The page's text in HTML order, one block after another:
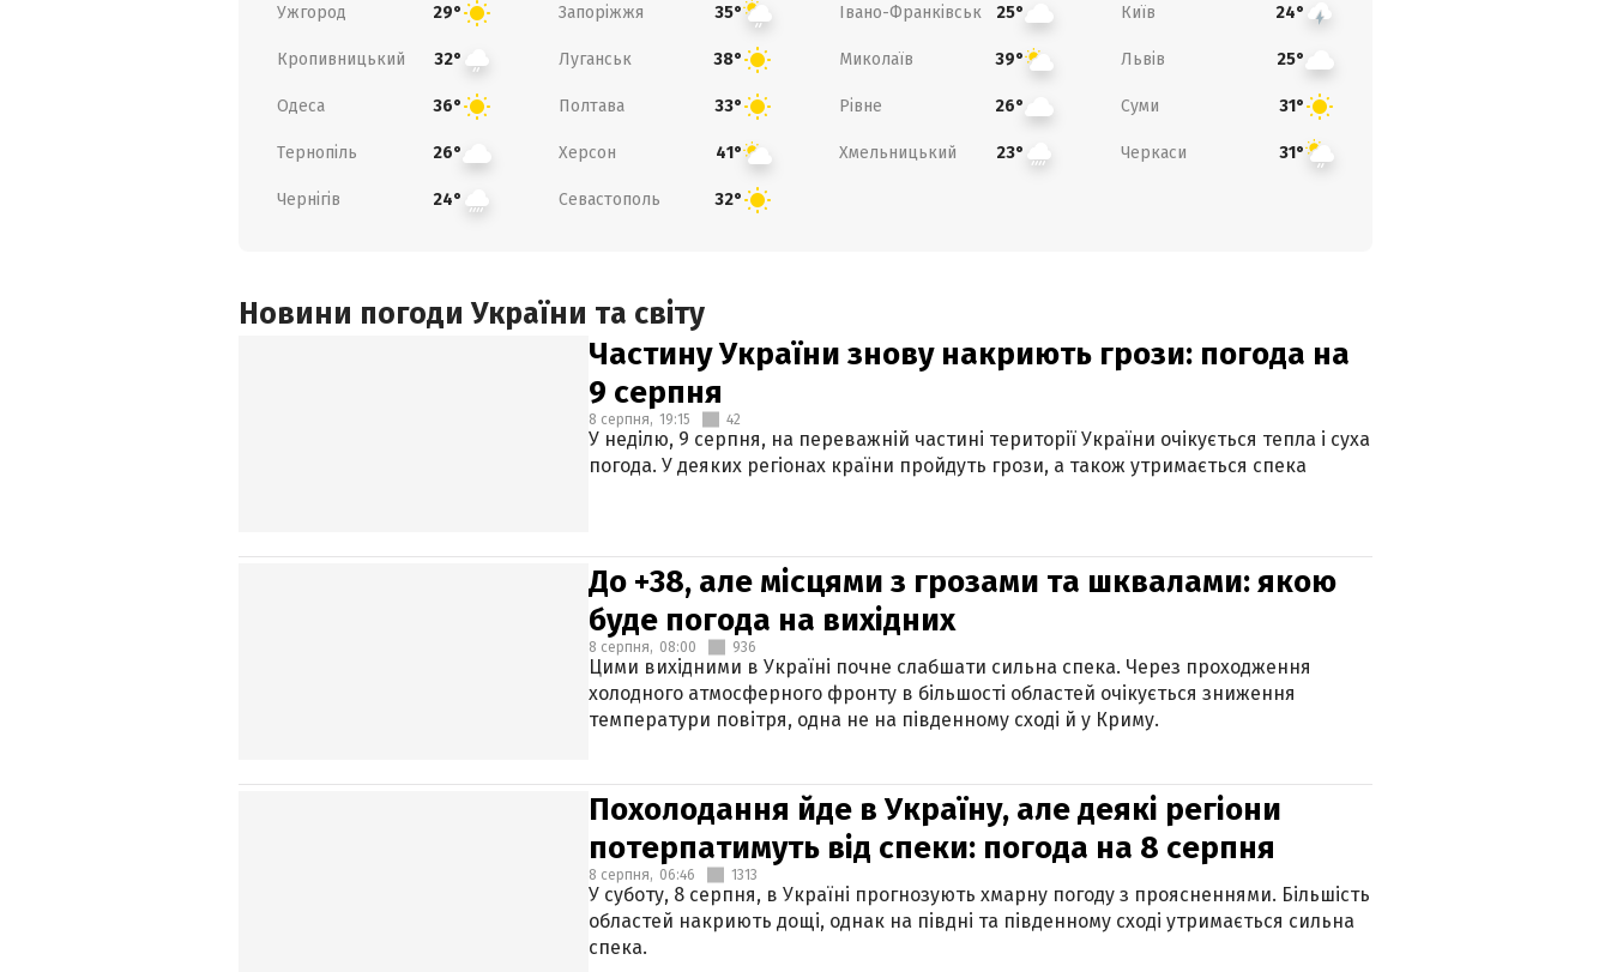
Ужгород 29° Запоріжжя 35° Івано-Франківськ 25° Київ 24°
Кропивницький 32° Луганськ 38° Миколаїв 39° Львів 25°
Одеса 36° Полтава 33° Рівне 26° Суми 31°
Тернопіль 26° Херсон 41° Хмельницький 23° Черкаси 31°
Чернігів 24° Севастополь 32°
Новини погоди України та світу
Частину України знову накриють грози: погода на
9 серпня
8 серпня, 19:15 42
У неділю, 9 серпня, на переважній частині території України очікується тепла і суха
погода. У деяких регіонах країни пройдуть грози, а також утримається спека
До +38, але місцями з грозами та шквалами: якою
буде погода на вихідних
8 серпня, 08:00 936
Цими вихідними в Україні почне слабшати сильна спека. Через проходження
холодного атмосферного фронту в більшості областей очікується зниження
температури повітря, одна не на південному сході й у Криму.
Похолодання йде в Україну, але деякі регіони
потерпатимуть від спеки: погода на 8 серпня
8 серпня, 06:46 1313
У суботу, 8 серпня, в Україні прогнозують хмарну погоду з проясненнями. Більшість
областей накриють дощі, однак на півдні та південному сході утримається сильна
спека.